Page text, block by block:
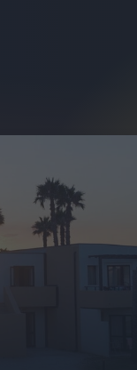
ITALIA
BAIA DI TINDARI 2026